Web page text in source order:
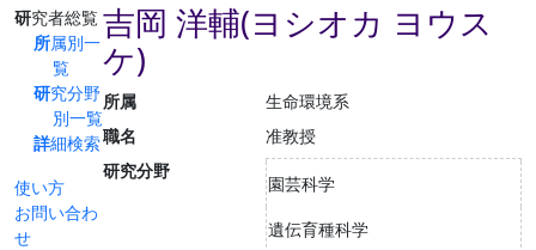
研究者総覧
所属別一
覧
研究分野
別一覧
詳細検索
使い方
お問い合わ
せ
吉岡 洋輔(ヨシオカ ヨウス
ケ)
所属
生命環境系
職名
准教授
研究分野
園芸科学
遺伝育種科学